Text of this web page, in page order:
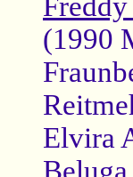
(1990
Elvira